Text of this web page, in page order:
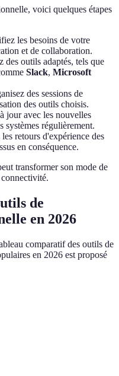
voici quelques étapes
les besoins de votre
et de collaboration.
des outils adaptés, tels que
Slack, Microsoft
des sessions de
des outils choisis.
jour avec les nouvelles
systèmes régulièrement.
retours d'expérience des
en conséquence.
transformer son mode de
de
en 2026
comparatif des outils de
en 2026 est proposé